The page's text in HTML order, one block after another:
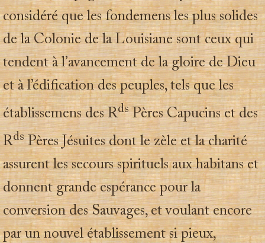
considéré que les fondemens les plus solides
de la Colonie de la Louisiane sont ceux qui
tendent à l’avancement de la gloire de Dieu
et à l’édification des peuples, tels que les
établissemens des RdsPères Capucins et des
RdsPères Jésuites dont le zèle et la charité
assurent les secours spirituels aux habitans et
donnent grande espérance pour la
conversion des Sauvages, et voulant encore
par un nouvel établissement si pieux,